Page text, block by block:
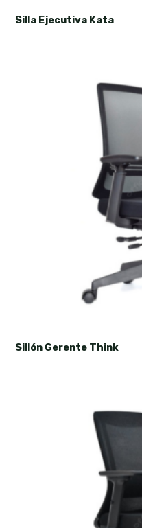
Silla Ejecutiva Kata
Sillón Gerente Think